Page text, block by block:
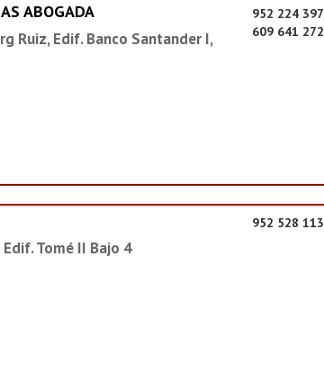
ABOGADA
Ruiz, Edif. Banco Santander I,
952 224 397
609 641 272
Tomé II Bajo 4
952 528 113